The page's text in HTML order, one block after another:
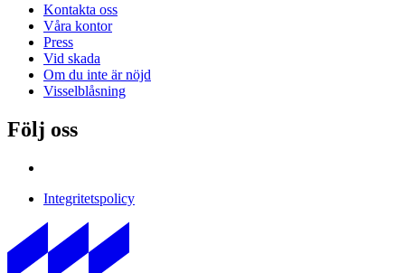
Kontakta oss
Våra kontor
Press
Vid skada
Om du inte är nöjd
Visselblåsning
Följ oss
Integritetspolicy